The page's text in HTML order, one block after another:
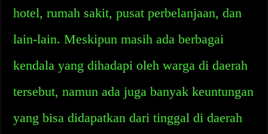
hotel, rumah sakit, pusat perbelanjaan, dan
lain-lain. Meskipun masih ada berbagai
kendala yang dihadapi oleh warga di daerah
tersebut, namun ada juga banyak keuntungan
yang bisa didapatkan dari tinggal di daerah